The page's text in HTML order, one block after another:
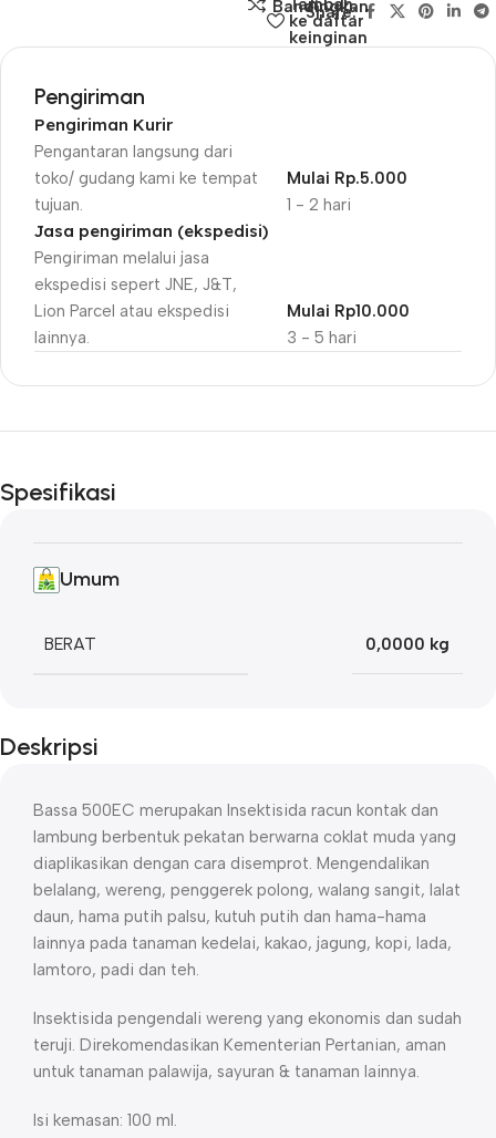
Bandingkan
Tambah
ke daftar
keinginan
Share:
Pengiriman
Pengiriman Kurir
Pengantaran langsung dari
toko/ gudang kami ke tempat
tujuan.
1 - 2 hari
Mulai Rp.5.000
Jasa pengiriman (ekspedisi)
Pengiriman melalui jasa
ekspedisi sepert JNE, J&T,
Lion Parcel atau ekspedisi
lainnya.
3 - 5 hari
Mulai Rp10.000
Unbeatable offers
Blowout!
Spesifikasi
Umum
BERAT 0,0000 kg
Deskripsi
Bassa 500EC merupakan Insektisida racun kontak dan
lambung berbentuk pekatan berwarna coklat muda yang
diaplikasikan dengan cara disemprot. Mengendalikan
belalang, wereng, penggerek polong, walang sangit, lalat
daun, hama putih palsu, kutuh putih dan hama-hama
lainnya pada tanaman kedelai, kakao, jagung, kopi, lada,
lamtoro, padi dan teh.
Insektisida pengendali wereng yang ekonomis dan sudah
teruji. Direkomendasikan Kementerian Pertanian, aman
untuk tanaman palawija, sayuran & tanaman lainnya.
Isi kemasan: 100 ml.